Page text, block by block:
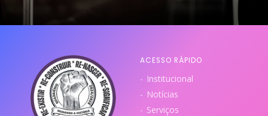
ACESSO RÁPIDO
Institucional
Notícias
Serviços